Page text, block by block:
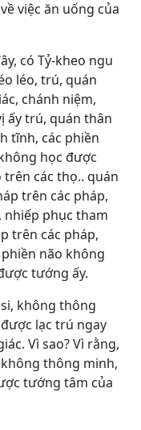
việc ăn uống của
có Tỷ-kheo ngu
léo, trú, quán
chánh niệm,
ấy trú, quán thân
tĩnh, các phiền
học được
các thọ.. quán
trên các pháp,
nhiếp phục tham
trên các pháp,
não không
tướng ấy.
không thông
lạc trú ngay
Vì sao? Vì rằng,
không thông minh,
tướng tâm của